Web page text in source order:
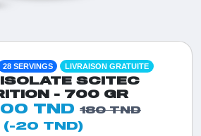
28 SERVINGS LIVRAISON GRATUITE
SCITEC
- 700 GR
TND 180 TND
(-20 TND)